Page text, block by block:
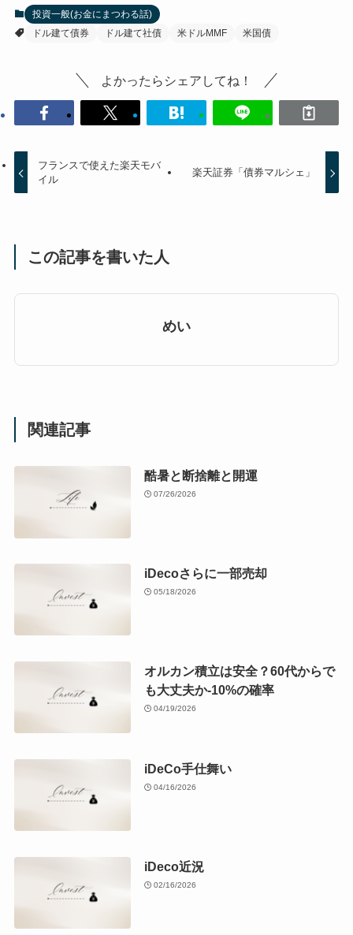
投資一般(お金にまつわる話)
ドル建て債券
ドル建て社債 米ドルMMF 米国債
よかったらシェアしてね！
フランスで使えた楽天モバ
イル
楽天証券「債券マルシェ」
この記事を書いた人
めい
関連記事
酷暑と断捨離と開運
07/26/2026
iDecoさらに一部売却
05/18/2026
オルカン積立は安全？60代からで
も大丈夫か-10%の確率
04/19/2026
iDeCo手仕舞い
04/16/2026
iDeco近況
02/16/2026